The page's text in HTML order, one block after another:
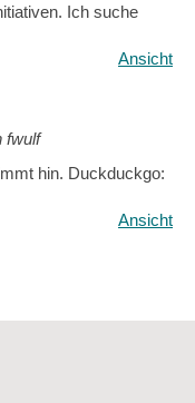
Ich suche
Ansicht
fwulf
hin. Duckduckgo:
Ansicht